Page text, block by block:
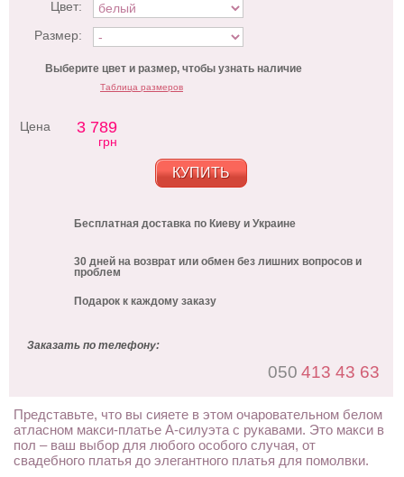
Цвет:
Размер:
Выберите цвет и размер, чтобы узнать наличие
Таблица размеров
Цена 3 789
грн
КУПИТЬ
Бесплатная доставка по Киеву и Украине
30 дней на возврат или обмен без лишних вопросов и
проблем
Подарок к каждому заказу
Заказать по телефону:
050 413 43 63
Представьте, что вы сияете в этом очаровательном белом
атласном макси-платье А-силуэта с рукавами. Это макси в
пол – ваш выбор для любого особого случая, от
свадебного платья до элегантного платья для помолвки.